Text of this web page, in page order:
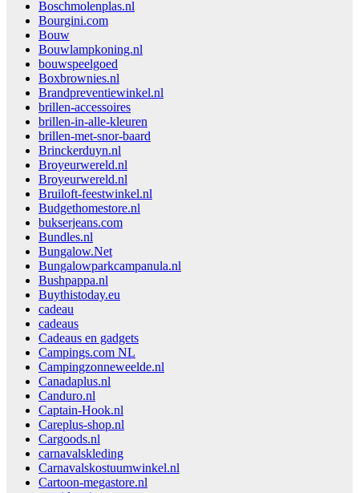
Boschmolenplas.nl
Bourgini.com
Bouw
Bouwlampkoning.nl
bouwspeelgoed
Boxbrownies.nl
Brandpreventiewinkel.nl
brillen-accessoires
brillen-in-alle-kleuren
brillen-met-snor-baard
Brinckerduyn.nl
Broyeurwereld.nl
Broyeurwereld.nl
Bruiloft-feestwinkel.nl
Budgethomestore.nl
bukserjeans.com
Bundles.nl
Bungalow.Net
Bungalowparkcampanula.nl
Bushpappa.nl
Buythistoday.eu
cadeau
cadeaus
Cadeaus en gadgets
Campings.com NL
Campingzonneweelde.nl
Canadaplus.nl
Canduro.nl
Captain-Hook.nl
Careplus-shop.nl
Cargoods.nl
carnavalskleding
Carnavalskostuumwinkel.nl
Cartoon-megastore.nl